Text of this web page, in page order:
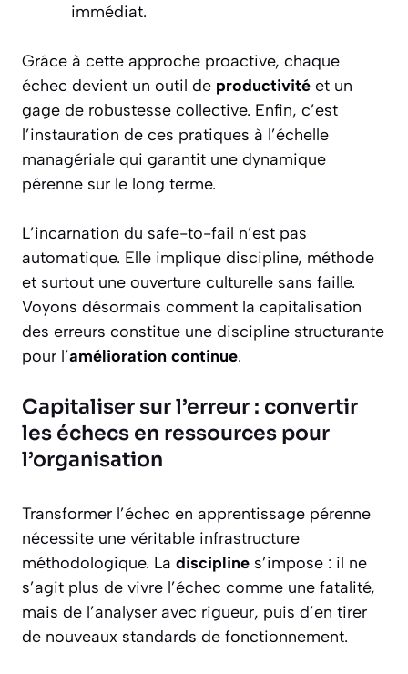
immédiat.
Grâce à cette approche proactive, chaque
échec devient un outil de productivité et un
gage de robustesse collective. Enfin, c’est
l’instauration de ces pratiques à l’échelle
managériale qui garantit une dynamique
pérenne sur le long terme.
L’incarnation du safe-to-fail n’est pas
automatique. Elle implique discipline, méthode
et surtout une ouverture culturelle sans faille.
Voyons désormais comment la capitalisation
des erreurs constitue une discipline structurante
pour l’amélioration continue.
Capitaliser sur l’erreur : convertir
les échecs en ressources pour
l’organisation
Transformer l’échec en apprentissage pérenne
nécessite une véritable infrastructure
méthodologique. La discipline s’impose : il ne
s’agit plus de vivre l’échec comme une fatalité,
mais de l’analyser avec rigueur, puis d’en tirer
de nouveaux standards de fonctionnement.